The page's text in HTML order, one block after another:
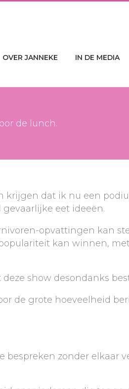
OVER JANNEKE IN DE MEDIA
de lunch.
krijgen dat ik nu een
eet ideeën.
opvattingen kan
kan winnen,
show desondanks
de grote hoeveelheid
bespreken zonder elkaar